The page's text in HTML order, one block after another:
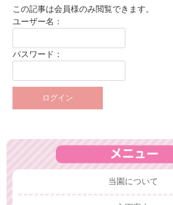
この記事は会員様のみ閲覧できます。
ユーザー名：
パスワード：
当園について